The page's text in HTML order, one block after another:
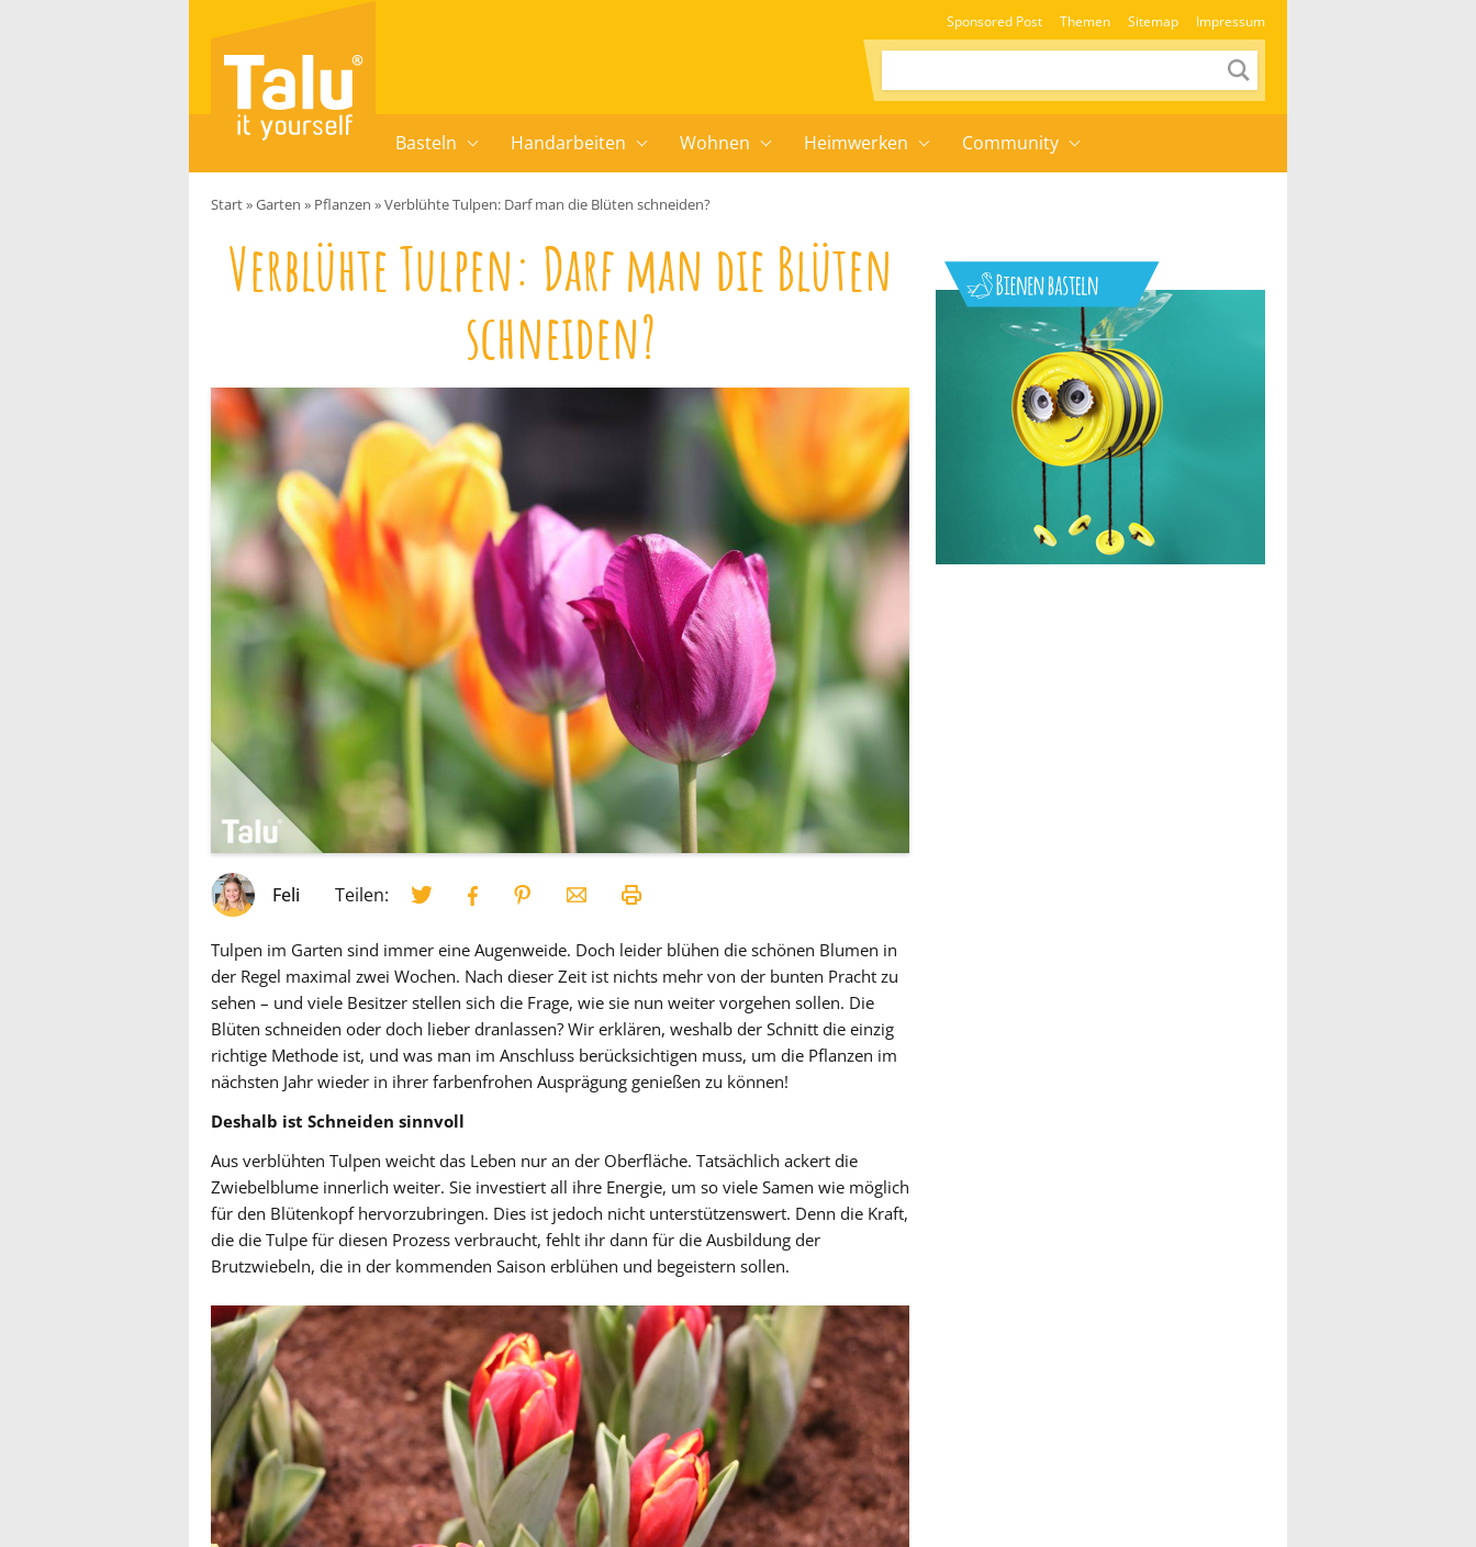
Sponsored Post Themen Sitemap Impressum
Basteln Handarbeiten Wohnen Heimwerken Community
Start»Garten » Pflanzen »Verblühte Tulpen: Darf man die Blüten schneiden?
Verblühte Tulpen: Darf man die Blüten
schneiden?
Feli Teilen:
Tulpen im Garten sind immer eine Augenweide. Doch leider blühen die schönen Blumen in
der Regel maximal zwei Wochen. Nach dieser Zeit ist nichts mehr von der bunten Pracht zu
sehen – und viele Besitzer stellen sich die Frage, wie sie nun weiter vorgehen sollen. Die
Blüten schneiden oder doch lieber dranlassen? Wir erklären, weshalb der Schnitt die einzig
richtige Methode ist, und was man im Anschluss berücksichtigen muss, um die Pflanzen im
nächsten Jahr wieder in ihrer farbenfrohen Ausprägung genießen zu können!
Deshalb ist Schneiden sinnvoll
Aus verblühten Tulpen weicht das Leben nur an der Oberfläche. Tatsächlich ackert die
Zwiebelblume innerlich weiter. Sie investiert all ihre Energie, um so viele Samen wie möglich
für den Blütenkopf hervorzubringen. Dies ist jedoch nicht unterstützenswert. Denn die Kraft,
die die Tulpe für diesen Prozess verbraucht, fehlt ihr dann für die Ausbildung der
Brutzwiebeln, die in der kommenden Saison erblühen und begeistern sollen.